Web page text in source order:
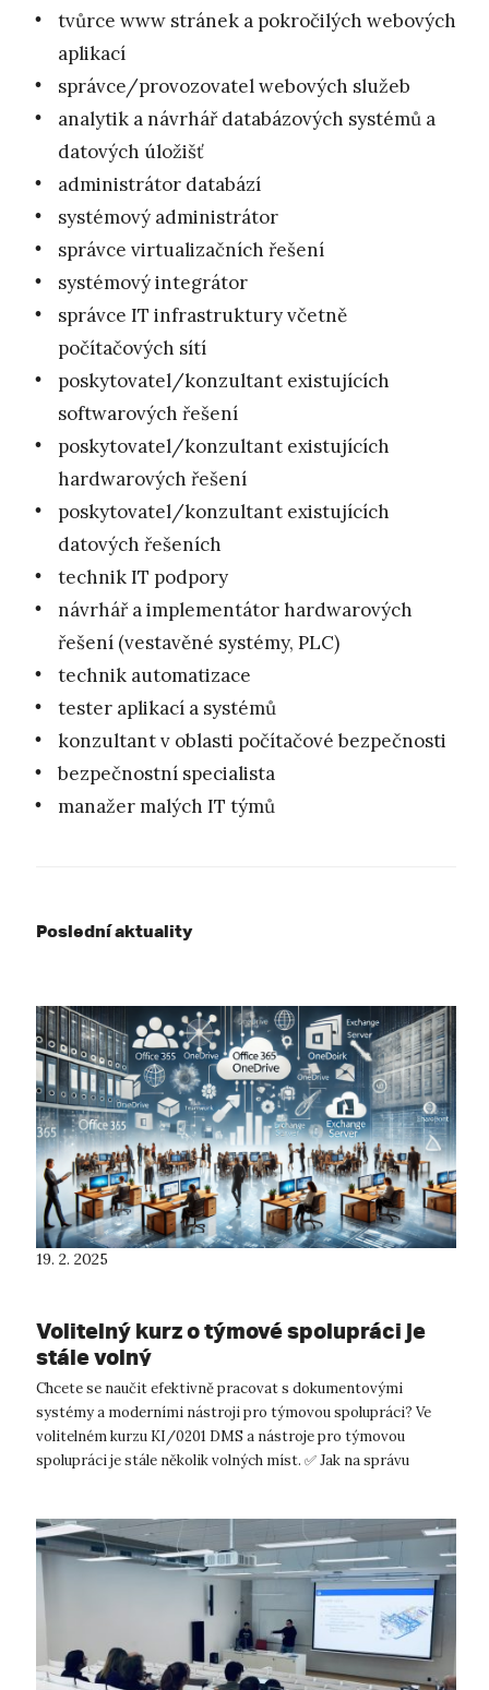
tvůrce www stránek a pokročilých webových
aplikací
správce/provozovatel webových služeb
analytik a návrhář databázových systémů a
datových úložišť
administrátor databází
systémový administrátor
správce virtualizačních řešení
systémový integrátor
správce IT infrastruktury včetně
počítačových sítí
poskytovatel/konzultant existujících
softwarových řešení
poskytovatel/konzultant existujících
hardwarových řešení
poskytovatel/konzultant existujících
datových řešeních
technik IT podpory
návrhář a implementátor hardwarových
řešení (vestavěné systémy, PLC)
technik automatizace
tester aplikací a systémů
konzultant v oblasti počítačové bezpečnosti
bezpečnostní specialista
manažer malých IT týmů
Poslední aktuality
19. 2. 2025
Volitelný kurz o týmové spolupráci je
stále volný
Chcete se naučit efektivně pracovat s dokumentovými
systémy a moderními nástroji pro týmovou spolupráci? Ve
volitelném kurzu KI/0201 DMS a nástroje pro týmovou
spolupráci je stále několik volných míst. ✅ Jak na správu